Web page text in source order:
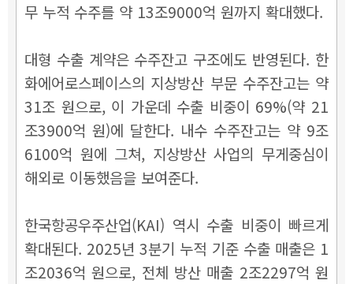
무 누적 수주를 약 13조9000억 원까지 확대했다.
대형 수출 계약은 수주잔고 구조에도 반영된다. 한
화에어로스페이스의 지상방산 부문 수주잔고는 약
31조 원으로, 이 가운데 수출 비중이 69%(약 21
조3900억 원)에 달한다. 내수 수주잔고는 약 9조
6100억 원에 그쳐, 지상방산 사업의 무게중심이
해외로 이동했음을 보여준다.
한국항공우주산업(KAI) 역시 수출 비중이 빠르게
확대된다. 2025년 3분기 누적 기준 수출 매출은 1
조2036억 원으로, 전체 방산 매출 2조2297억 원